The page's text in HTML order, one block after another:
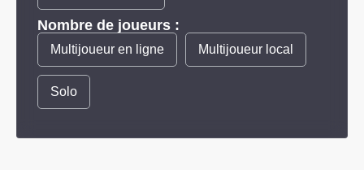
Nombre de joueurs :
Multijoueur en ligne Multijoueur local
Solo